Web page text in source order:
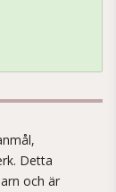
Detta
och är